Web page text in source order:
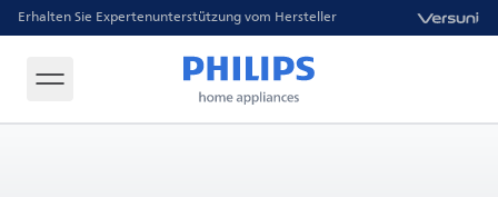
Erhalten Sie Expertenunterstützung vom Hersteller